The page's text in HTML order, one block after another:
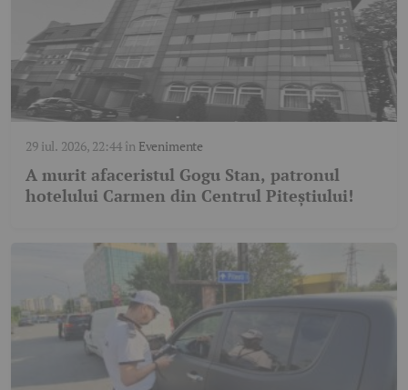
29 iul. 2026, 22:44în Evenimente
A murit afaceristul Gogu Stan, patronul
hotelului Carmen din Centrul Piteștiului!